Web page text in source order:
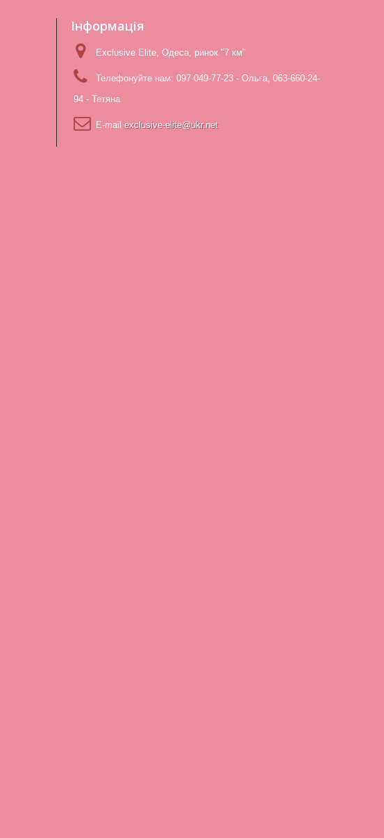
Iнформація
Exclusive Elite, Одеса, ринок "7 км"
Телефонуйте нам: 097-049-77-23 - Ольга, 063-660-24-
94 - Тетяна
E-maіl exclusive-elite@ukr.net